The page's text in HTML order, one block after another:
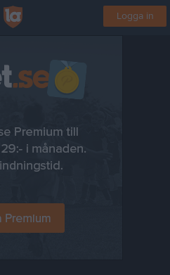
Logga in